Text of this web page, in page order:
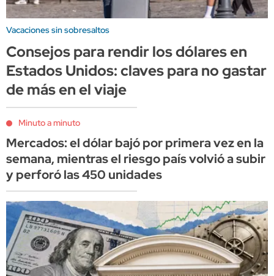
Vacaciones sin sobresaltos
Consejos para rendir los dólares en
Estados Unidos: claves para no gastar
de más en el viaje
Minuto a minuto
Mercados: el dólar bajó por primera vez en la
semana, mientras el riesgo país volvió a subir
y perforó las 450 unidades